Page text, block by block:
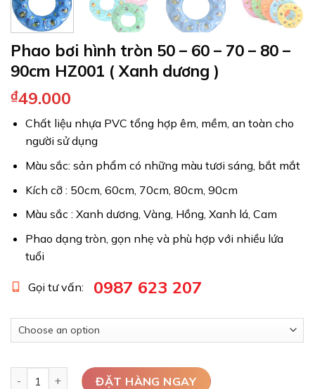
Phao bơi hình tròn 50 – 60 – 70 – 80 –
90cm HZ001 ( Xanh dương )
₫49.000
Chất liệu nhựa PVC tổng hợp êm, mềm, an toàn cho
người sử dụng
Màu sắc: sản phẩm có những màu tươi sáng, bắt mắt
Kích cỡ : 50cm, 60cm, 70cm, 80cm, 90cm
Màu sắc : Xanh dương, Vàng, Hồng, Xanh lá, Cam
Phao dạng tròn, gọn nhẹ và phù hợp với nhiều lứa
tuổi
Gọi tư vấn: 0987 623 207
Phao bơi hình tròn 50 - 60 - 70 - 80 - 90cm HZ001 ( Xanh
ĐẶT HÀNG NGAY